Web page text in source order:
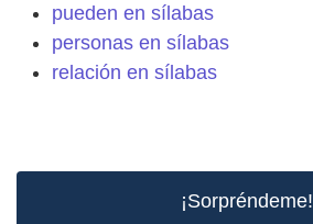
pueden en sílabas
personas en sílabas
relación en sílabas
¡Sorpréndeme!